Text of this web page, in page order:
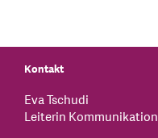
Kontakt
Eva Tschudi
Leiterin Kommunikation